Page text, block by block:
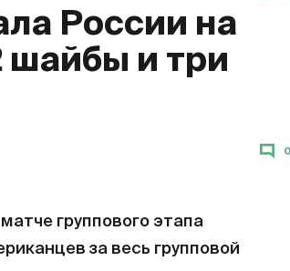
России на
шайбы и три
0
группового этапа
за весь групповой